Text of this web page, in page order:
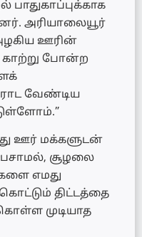
பாதுகாப்புக்காக
அரியாலையூர்
ஊரின்
காற்று போன்ற
வேண்டிய
ஊர் மக்களுடன்
சூழலை
எமது
திட்டத்தை
முடியாத